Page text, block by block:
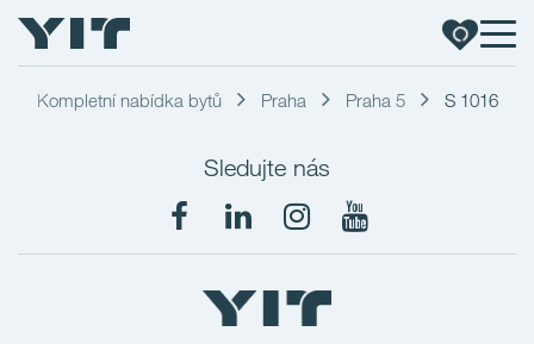
Kompletní nabídka bytů Praha Praha 5 S 1016
Sledujte nás